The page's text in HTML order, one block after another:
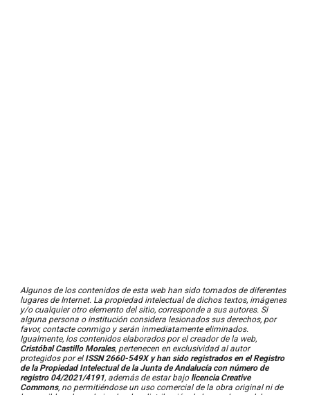
Algunos de los contenidos de esta web han sido tomados de diferentes
lugares de Internet. La propiedad intelectual de dichos textos, imágenes
y/o cualquier otro elemento del sitio, corresponde a sus autores. Si
alguna persona o institución considera lesionados sus derechos, por
favor, contacte conmigo y serán inmediatamente eliminados.
Igualmente, los contenidos elaborados por el creador de la web,
Cristóbal Castillo Morales, pertenecen en exclusividad al autor
protegidos por elISSN 2660-549X y han sido registrados en el Registro
de la Propiedad Intelectual de la Junta de Andalucía con número de
registro 04/2021/4191, además de estar bajolicencia Creative
Commons, no permitiéndose un uso comercial de la obra original ni de